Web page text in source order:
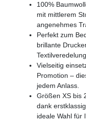
100%
mit mittlerem
angenehmes
Perfekt zum
brillante
Vielseitig
Promotion –
jedem Anlass.
Größen XS bis
dank
ideale Wahl für